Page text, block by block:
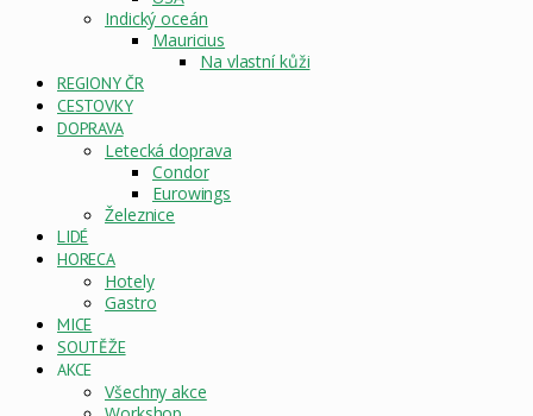
Indický oceán
Mauricius
Na vlastní kůži
REGIONY ČR
CESTOVKY
DOPRAVA
Letecká doprava
Condor
Eurowings
Železnice
LIDÉ
HORECA
Hotely
Gastro
MICE
SOUTĚŽE
AKCE
Všechny akce